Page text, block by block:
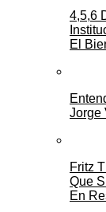
4,5,6
El
Jorge
Fritz
Que
En